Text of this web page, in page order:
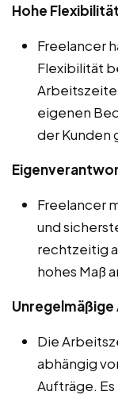
Hohe Flexibilität
Freelancer
Flexibilität
eigenen
der Kunden
Freelancer
und
rechtzeitig
hohes Maß
Die
abhängig
Aufträge.